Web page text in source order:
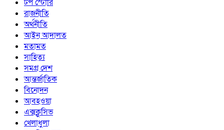
টপ স্টোরি
রাজনীতি
অর্থনীতি
আইন আদালত
মতামত
সাহিত্য
সমগ্র দেশ
আন্তর্জাতিক
বিনোদন
আবহওয়া
এক্সক্লুসিভ
খেলাধুলা